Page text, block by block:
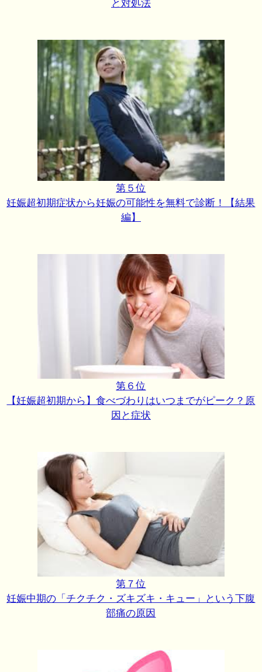
と対処法
第５位
妊娠超初期症状から妊娠の可能性を無料で診断！【結果
編】
第６位
【妊娠超初期から】食べづわりはいつまでがピーク？原
因と症状
第７位
妊娠中期の「チクチク・ズキズキ・キュー」という下腹
部痛の原因